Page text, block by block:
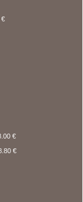
€
€
€